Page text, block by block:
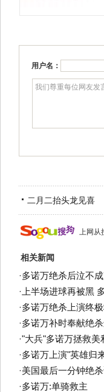
用户名：
二月二抬头龙见喜
上网从
相关新闻
·多诺万绝杀后泣不
· 上半场进球再被黑
·多诺万绝杀上演终
·多诺万补时奉献绝
·"大兵"多诺万拯救美
·多诺万上演"英雄归
·美国最后一分钟绝
·多诺万:单骑救主